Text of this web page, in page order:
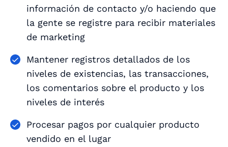
información de contacto y/o haciendo que
la gente se registre para recibir materiales
de marketing
Mantener registros detallados de los
niveles de existencias, las transacciones,
los comentarios sobre el producto y los
niveles de interés
Procesar pagos por cualquier producto
vendido en el lugar